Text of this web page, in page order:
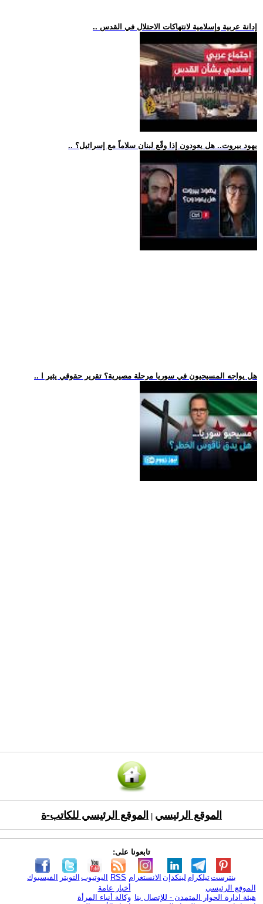
.. إدانة عربية وإسلامية لانتهاكات الاحتلال في القدس
.. يهود بيروت.. هل يعودون إذا وقّع لبنان سلاماً مع إسرائيل؟
.. هل يواجه المسيحيون في سوريا مرحلة مصيرية؟ تقرير حقوقي يثير ا
الموقع الرئيسي الموقع الرئيسي للكاتب-ة
تابعونا على:
الفيسبوك التويتر اليوتيوب RSS الانستغرام لينكدإن تيلكرامبنترست
الموقع الرئيسي
هيئة ادارة الحوار المتمدن - للإتصال بنا
أخبار عامة
وكالة أنباء المرأة